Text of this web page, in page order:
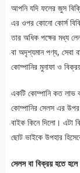
আপনি যদি ফলের জুস
এর ওপর কোনো কোর্স
তার অধিক পক্ষের মধ্য
বা অদৃশ্যমান পণ্য, সেবা
কোম্পানির মুনাফা ও
একটি কোম্পানি কত লাভ
কোম্পানির সেলস এর
বাইক কিনে দিলো। এটা
ছোট ভাইকে উপহার
সেলস বা বিক্রয় হতে